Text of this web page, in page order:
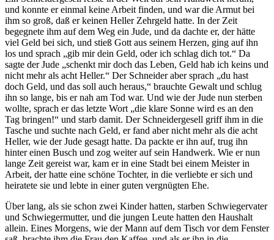
und konnte er einmal keine Arbeit finden, und war die Armut bei
ihm so groß, daß er keinen Heller Zehrgeld hatte. In der Zeit
begegnete ihm auf dem Weg ein Jude, und da dachte er, der hätte
viel Geld bei sich, und stieß Gott aus seinem Herzen, ging auf ihn
los und sprach „gib mir dein Geld, oder ich schlag dich tot.“ Da
sagte der Jude „schenkt mir doch das Leben, Geld hab ich keins und
nicht mehr als acht Heller.“ Der Schneider aber sprach „du hast
doch Geld, und das soll auch heraus,“ brauchte Gewalt und schlug
ihn so lange, bis er nah am Tod war. Und wie der Jude nun sterben
wollte, sprach er das letzte Wort „die klare Sonne wird es an den
Tag bringen!“ und starb damit. Der Schneidergesell griff ihm in die
Tasche und suchte nach Geld, er fand aber nicht mehr als die acht
Heller, wie der Jude gesagt hatte. Da packte er ihn auf, trug ihn
hinter einen Busch und zog weiter auf sein Handwerk. Wie er nun
lange Zeit gereist war, kam er in eine Stadt bei einem Meister in
Arbeit, der hatte eine schöne Tochter, in die verliebte er sich und
heiratete sie und lebte in einer guten vergnügten Ehe.
Über lang, als sie schon zwei Kinder hatten, starben Schwiegervater
und Schwiegermutter, und die jungen Leute hatten den Haushalt
allein. Eines Morgens, wie der Mann auf dem Tisch vor dem Fenster